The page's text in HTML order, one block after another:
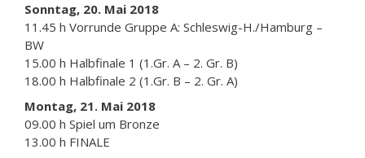
Sonntag, 20. Mai 2018
11.45 h Vorrunde Gruppe A: Schleswig-H./Hamburg –
BW
15.00 h Halbfinale 1 (1.Gr. A – 2. Gr. B)
18.00 h Halbfinale 2 (1.Gr. B – 2. Gr. A)
Montag, 21. Mai 2018
09.00 h Spiel um Bronze
13.00 h FINALE